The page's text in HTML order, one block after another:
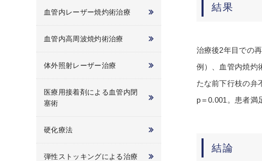
結果
治療後2年目での
例）、血管内焼灼
たな前下行枝の弁
p＝0.001。患者満
結論
血管内レーザー焼灼術治療
血管内高周波焼灼術治療
体外照射レーザー治療
医療用接着剤による血管内閉
塞術
硬化療法
弾性ストッキングによる治療